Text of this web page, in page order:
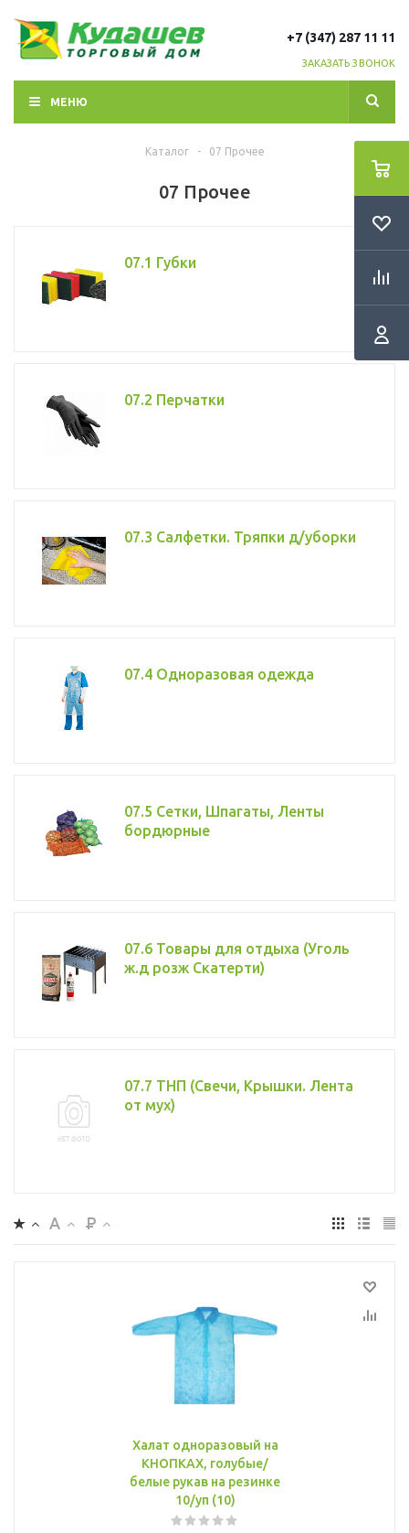
+7 (347) 287 11 11
ЗАКАЗАТЬ ЗВОНОК
МЕНЮ
Каталог - 07 Прочее
07 Прочее
07.1 Губки
07.2 Перчатки
07.3 Салфетки. Тряпки д/уборки
07.4 Одноразовая одежда
07.5 Сетки, Шпагаты, Ленты
бордюрные
07.6 Товары для отдыха (Уголь
ж.д розж Скатерти)
07.7 ТНП (Свечи, Крышки. Лента
от мух)
Халат одноразовый на
КНОПКАХ, голубые/
белые рукав на резинке
10/уп (10)